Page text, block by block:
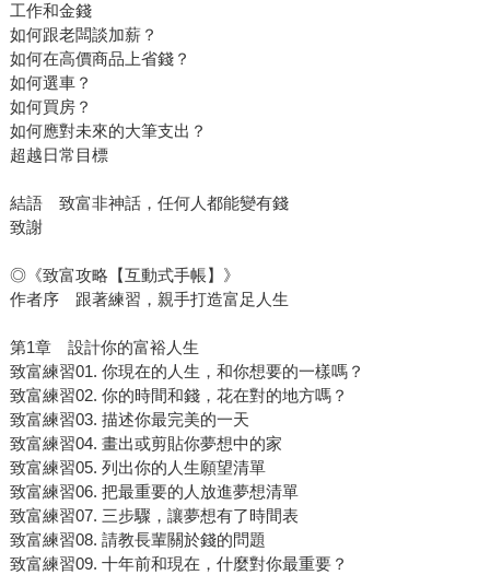
工作和金錢
如何跟老闆談加薪？
如何在高價商品上省錢？
如何選車？
如何買房？
如何應對未來的大筆支出？
超越日常目標
結語 致富非神話，任何人都能變有錢
致謝
◎《致富攻略【互動式手帳】》
作者序 跟著練習，親手打造富足人生
第1章 設計你的富裕人生
致富練習01. 你現在的人生，和你想要的一樣嗎？
致富練習02. 你的時間和錢，花在對的地方嗎？
致富練習03. 描述你最完美的一天
致富練習04. 畫出或剪貼你夢想中的家
致富練習05. 列出你的人生願望清單
致富練習06. 把最重要的人放進夢想清單
致富練習07. 三步驟，讓夢想有了時間表
致富練習08. 請教長輩關於錢的問題
致富練習09. 十年前和現在，什麼對你最重要？